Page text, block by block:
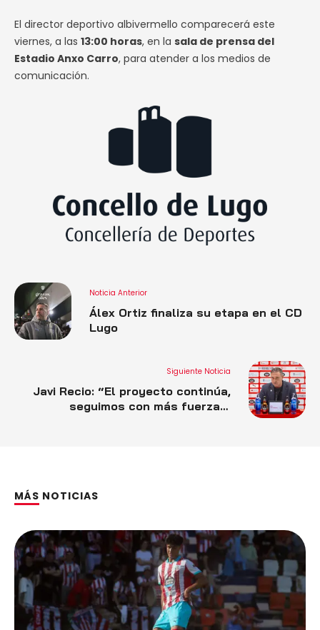
El director deportivo albivermello comparecerá este
viernes, a las 13:00 horas, en la sala de prensa del
Estadio Anxo Carro, para atender a los medios de
comunicación.
Noticia Anterior
Álex Ortiz finaliza su etapa en el CD
Lugo
Siguiente Noticia
Javi Recio: “El proyecto continúa,
seguimos con más fuerza y
MÁS NOTICIAS